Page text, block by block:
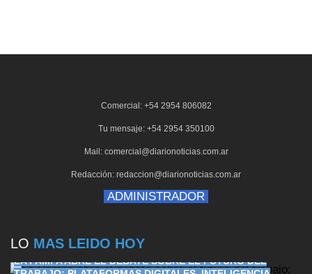
Comercial: +54 2954 806082
Tu mensaje: +54 2954 350100
Mail: comercial@diarionoticias.com.ar
Redacción: redaccion@diarionoticias.com.ar
ADMINISTRADOR
LO MAS LEIDO HOY
LA PAMPA ABRE EL DEBATE SOBRE EL FUTURO DEL